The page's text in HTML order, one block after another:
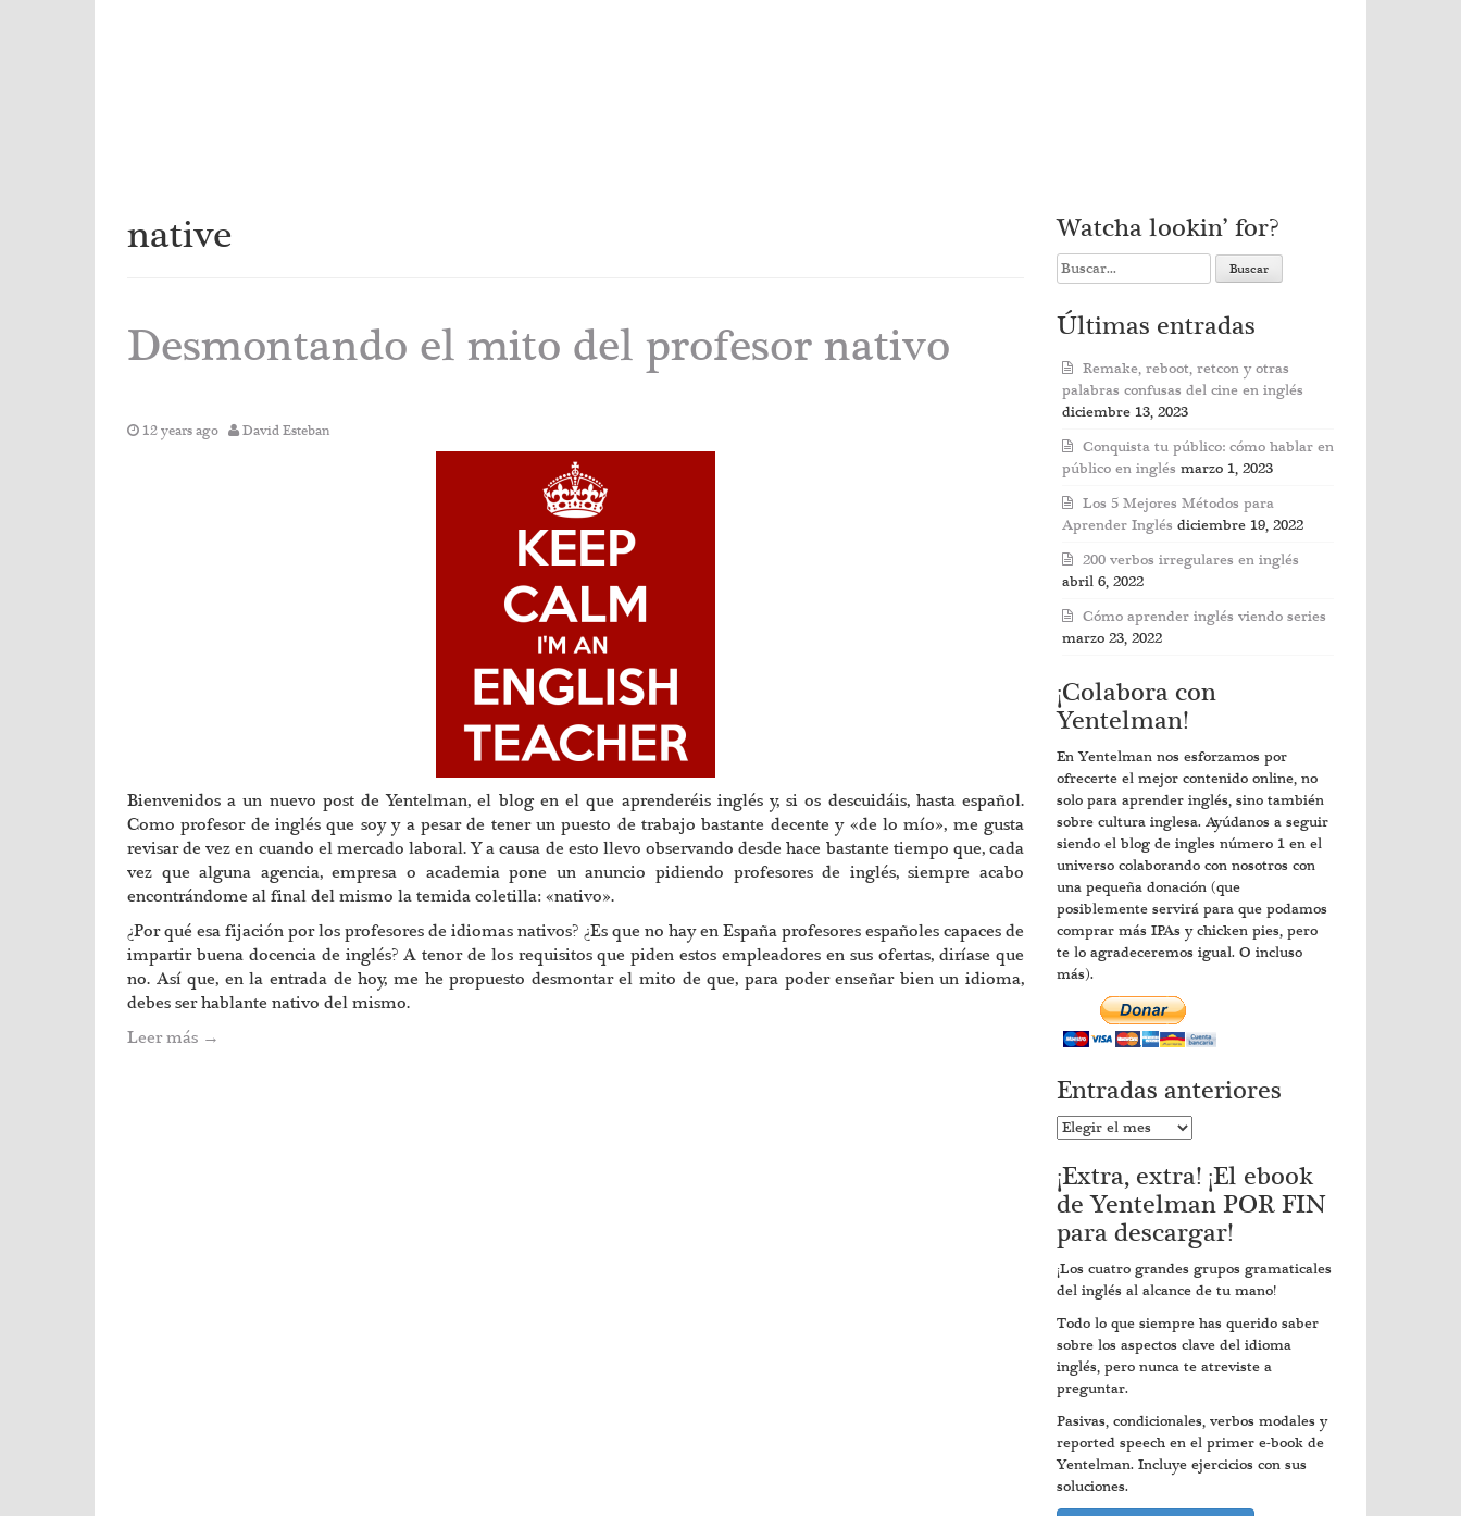
native
Desmontando el mito del profesor nativo
12 years ago David Esteban
Bienvenidos a un nuevo post de Yentelman, el blog en el que aprenderéis inglés y, si os descuidáis, hasta español.
Como profesor de inglés que soy y a pesar de tener un puesto de trabajo bastante decente y «de lo mío», me gusta
revisar de vez en cuando el mercado laboral. Y a causa de esto llevo observando desde hace bastante tiempo que, cada
vez que alguna agencia, empresa o academia pone un anuncio pidiendo profesores de inglés, siempre acabo
encontrándome al final del mismo la temida coletilla: «nativo».
¿Por qué esa fijación por los profesores de idiomas nativos? ¿Es que no hay en España profesores españoles capaces de
impartir buena docencia de inglés? A tenor de los requisitos que piden estos empleadores en sus ofertas, diríase que
no. Así que, en la entrada de hoy, me he propuesto desmontar el mito de que, para poder enseñar bien un idioma,
debes ser hablante nativo del mismo.
Leer más →
Watcha lookin’ for?
Search
for:
Últimas entradas
Remake, reboot, retcon y otras
palabras confusas del cine en inglés
diciembre 13, 2023
Conquista tu público: cómo hablar en
público en inglés marzo 1, 2023
Los 5 Mejores Métodos para
Aprender Inglés diciembre 19, 2022
200 verbos irregulares en inglés
abril 6, 2022
Cómo aprender inglés viendo series
marzo 23, 2022
¡Colabora con
Yentelman!
En Yentelman nos esforzamos por
ofrecerte el mejor contenido online, no
solo para aprender inglés, sino también
sobre cultura inglesa. Ayúdanos a seguir
siendo el blog de ingles número 1 en el
universo colaborando con nosotros con
una pequeña donación (que
posiblemente servirá para que podamos
comprar más IPAs y chicken pies, pero
te lo agradeceremos igual. O incluso
más).
Entradas anteriores
Entradas
¡Extra, extra! ¡El ebook
de Yentelman POR FIN
para descargar!
¡Los cuatro grandes grupos gramaticales
del inglés al alcance de tu mano!
Todo lo que siempre has querido saber
sobre los aspectos clave del idioma
inglés, pero nunca te atreviste a
preguntar.
Pasivas, condicionales, verbos modales y
reported speech en el primer e-book de
Yentelman. Incluye ejercicios con sus
soluciones.